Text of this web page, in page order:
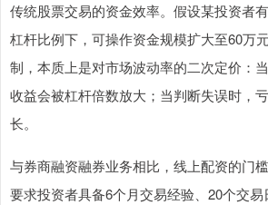
传统股票交易的资金效率。假设某投资者
杠杆比例下，可操作资金规模扩大至60万
制，本质上是对市场波动率的二次定价：
收益会被杠杆倍数放大；当判断失误时，
长。
与券商融资融券业务相比，线上配资的门
要求投资者具备6个月交易经验、20个交